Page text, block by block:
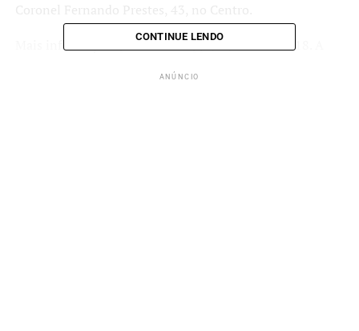
Mais informações pelo WhatsApp (15) 9 9826-7418. A
CONTINUE LENDO
ANÚNCIO